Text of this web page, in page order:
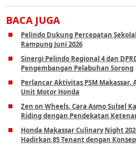
BACA JUGA
Pelindo Dukung Percepatan
Rampung Juni 2026
Sinergi Pelindo Regional 4 dan
Pengembangan Pelabuhan Sorong
Perlancar Aktivitas PSM Makassar,
Unit Motor Honda
Zen on Wheels, Cara Asmo Sulsel
Riding dengan Pendekatan
Honda Makassar Culinary Night
Hadirkan 85 Tenant dengan Konsep